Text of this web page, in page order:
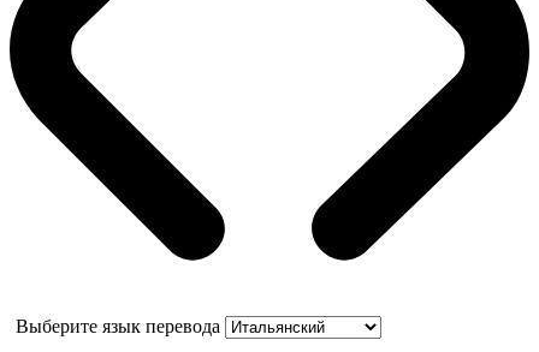
Выберите язык перевода